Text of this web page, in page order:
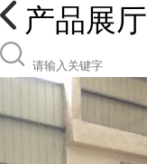
产品展厅